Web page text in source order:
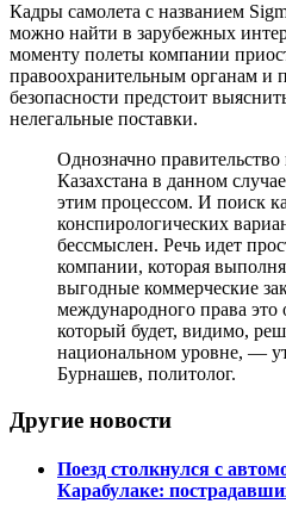
Кадры самолета с названием
можно найти в зарубежных
моменту полеты компании
правоохранительным органам и
безопасности предстоит
нелегальные поставки.
Однозначно правительство
Казахстана в данном
этим процессом. И поиск
конспирологических
бессмыслен. Речь идет
компании, которая
выгодные коммерческие
международного права
который будет, видимо,
национальном уровне, —
Бурнашев, политолог.
Другие новости
Поезд столкнулся с
Карабулаке: